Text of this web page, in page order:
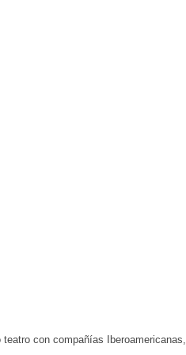
con compañías Iberoamericanas,